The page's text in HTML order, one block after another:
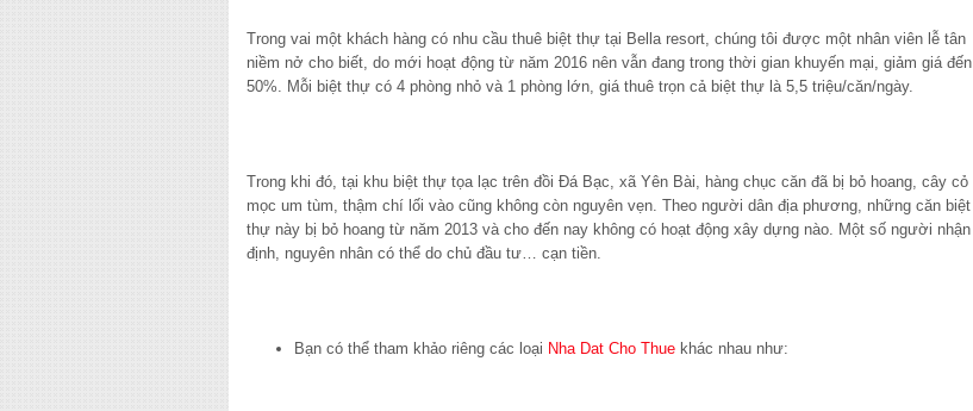
Trong vai một khách hàng có nhu cầu thuê biệt thự tại Bella resort, chúng tôi được một nhân viên lễ tân
niềm nở cho biết, do mới hoạt động từ năm 2016 nên vẫn đang trong thời gian khuyến mại, giảm giá đến
50%. Mỗi biệt thự có 4 phòng nhỏ và 1 phòng lớn, giá thuê trọn cả biệt thự là 5,5 triệu/căn/ngày.
Trong khi đó, tại khu biệt thự tọa lạc trên đồi Đá Bạc, xã Yên Bài, hàng chục căn đã bị bỏ hoang, cây cỏ
mọc um tùm, thậm chí lối vào cũng không còn nguyên vẹn. Theo người dân địa phương, những căn biệt
thự này bị bỏ hoang từ năm 2013 và cho đến nay không có hoạt động xây dựng nào. Một số người nhận
định, nguyên nhân có thể do chủ đầu tư… cạn tiền.
Bạn có thể tham khảo riêng các loại Nha Dat Cho Thue khác nhau như: